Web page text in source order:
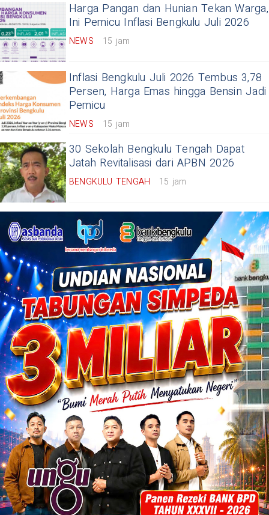
Harga Pangan dan Hunian Tekan Warga,
Ini Pemicu Inflasi Bengkulu Juli 2026
NEWS 15 jam
Inflasi Bengkulu Juli 2026 Tembus 3,78
Persen, Harga Emas hingga Bensin Jadi
Pemicu
NEWS 15 jam
30 Sekolah Bengkulu Tengah Dapat
Jatah Revitalisasi dari APBN 2026
BENGKULU TENGAH 15 jam